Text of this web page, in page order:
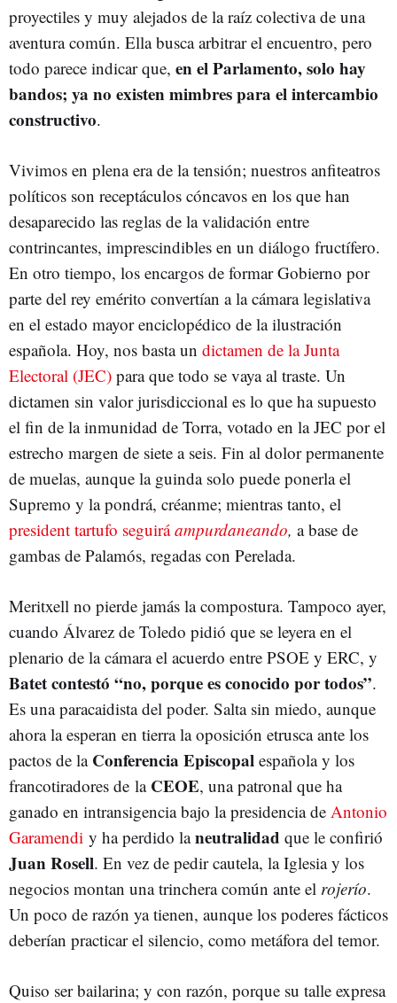
proyectiles y muy alejados de la raíz colectiva de una
aventura común. Ella busca arbitrar el encuentro, pero
todo parece indicar que, en el Parlamento, solo hay
bandos; ya no existen mimbres para el intercambio
constructivo.
Vivimos en plena era de la tensión; nuestros anfiteatros
políticos son receptáculos cóncavos en los que han
desaparecido las reglas de la validación entre
contrincantes, imprescindibles en un diálogo fructífero.
En otro tiempo, los encargos de formar Gobierno por
parte del rey emérito convertían a la cámara legislativa
en el estado mayor enciclopédico de la ilustración
española. Hoy, nos basta un dictamen de la Junta
Electoral (JEC) para que todo se vaya al traste. Un
dictamen sin valor jurisdiccional es lo que ha supuesto
el fin de la inmunidad de Torra, votado en la JEC por el
estrecho margen de siete a seis. Fin al dolor permanente
de muelas, aunque la guinda solo puede ponerla el
Supremo y la pondrá, créanme; mientras tanto, el
president tartufo seguiráampurdaneando, a base de
gambas de Palamós, regadas con Perelada.
Meritxell no pierde jamás la compostura. Tampoco ayer,
cuando Álvarez de Toledo pidió que se leyera en el
plenario de la cámara el acuerdo entre PSOE y ERC, y
Batet contestó “no, porque es conocido por todos”.
Es una paracaidista del poder. Salta sin miedo, aunque
ahora la esperan en tierra la oposición etrusca ante los
pactos de la Conferencia Episcopal española y los
francotiradores de la CEOE, una patronal que ha
ganado en intransigencia bajo la presidencia de Antonio
Garamendi y ha perdido laneutralidad que le confirió
Juan Rosell. En vez de pedir cautela, la Iglesia y los
negocios montan una trinchera común ante el rojerío.
Un poco de razón ya tienen, aunque los poderes fácticos
deberían practicar el silencio, como metáfora del temor.
Quiso ser bailarina; y con razón, porque su talle expresa